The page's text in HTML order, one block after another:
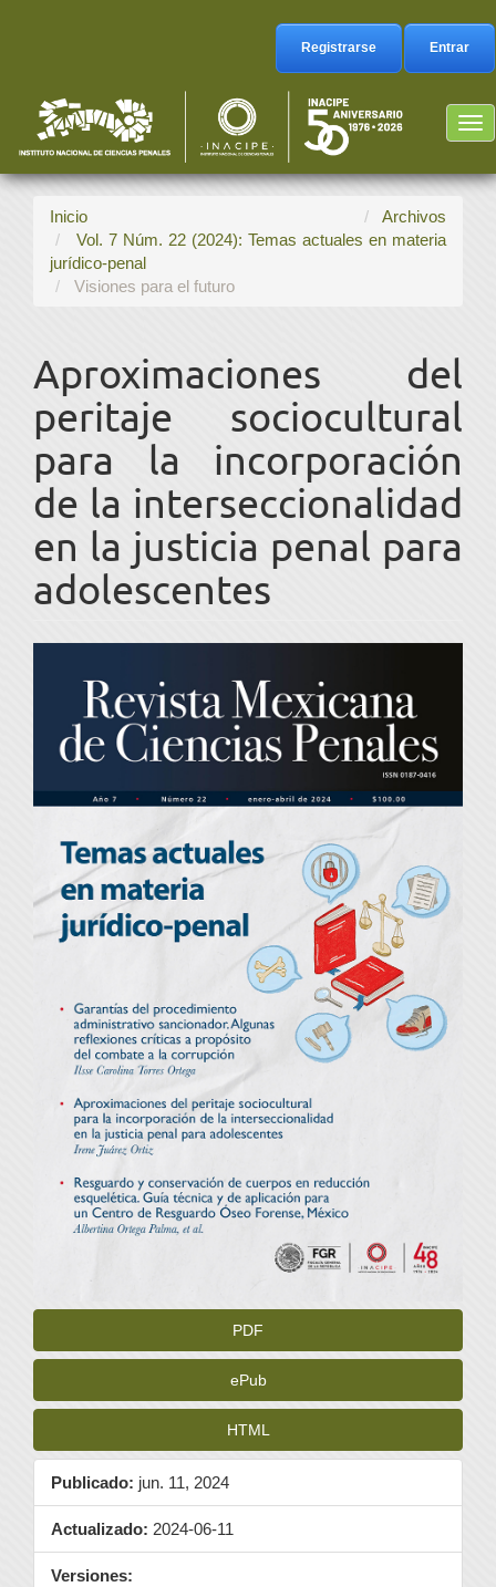
Barra
lateral
Registrarse Entrar
Inicio
Archivos
Vol. 7 Núm. 22 (2024): Temas actuales en materia
jurídico-penal
Visiones para el futuro
Aproximaciones del
peritaje sociocultural
para la incorporación
de la interseccionalidad
en la justicia penal para
adolescentes
lateral
del
artículo
PDF
ePub
HTML
Publicado: jun. 11, 2024
Actualizado: 2024-06-11
Versiones: